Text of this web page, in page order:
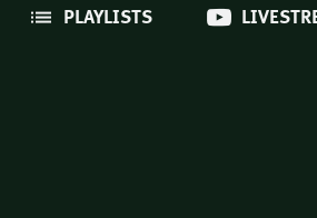
PLAYLISTS